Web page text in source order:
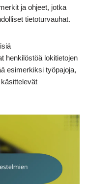
ja ohjeet, jotka
tietoturvauhat.
henkilöstöä lokitietojen
esimerkiksi työpajoja,